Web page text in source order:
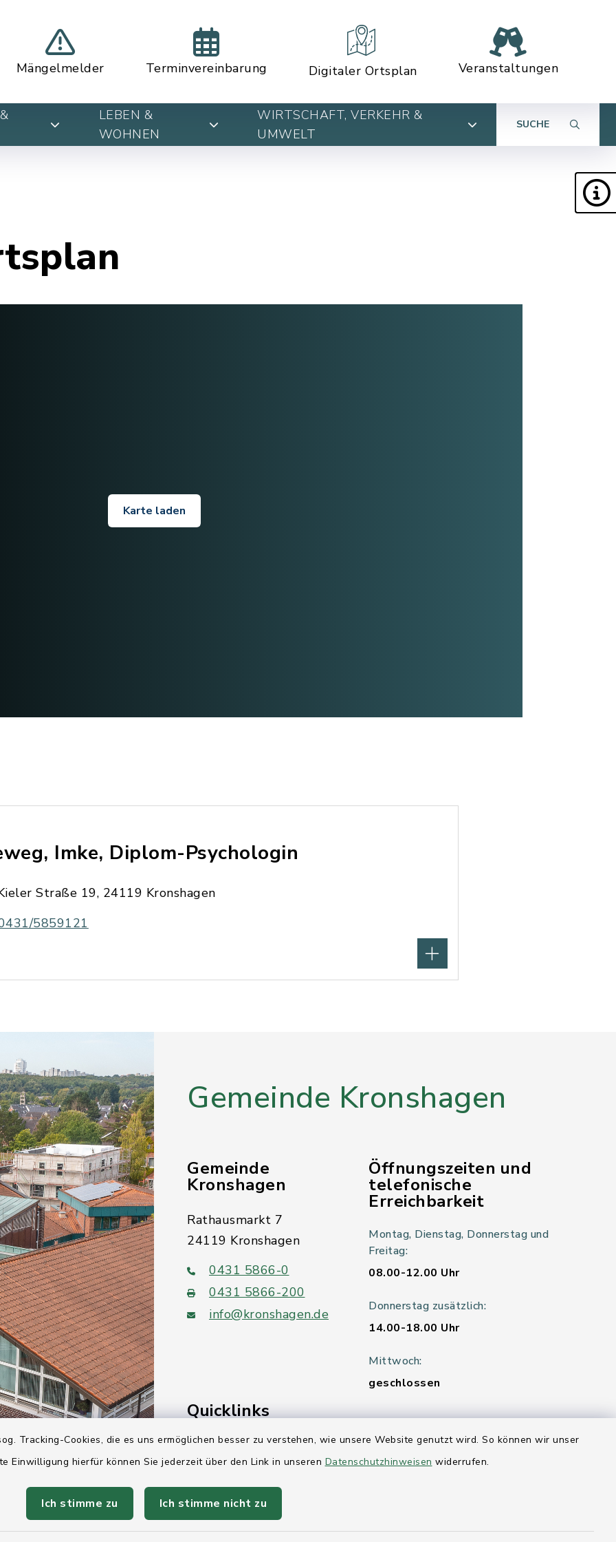
Tracking-Cookies, die es uns ermöglichen besser zu verstehen, wie unsere Website genutzt wird. So können wir unser
Einwilligung hierfür können Sie jederzeit über den Link in unseren Datenschutzhinweisen widerrufen.
Ich stimme zu Ich stimme nicht zu
Mängelmelder Terminvereinbarung Digitaler Ortsplan Veranstaltungen
LEBEN &
WOHNEN
WIRTSCHAFT, VERKEHR &
UMWELT
SUCHE
Karte laden
Imke, Diplom-Psychologin
Straße 19, 24119 Kronshagen
5859121
Gemeinde Kronshagen
Gemeinde
Kronshagen
Rathausmarkt 7
24119 Kronshagen
0431 5866-0
0431 5866-200
info@kronshagen.de
Öffnungszeiten und
telefonische
Erreichbarkeit
Montag, Dienstag, Donnerstag und
Freitag:
08.00-12.00 Uhr
Donnerstag zusätzlich:
14.00-18.00 Uhr
Mittwoch:
geschlossen
Quicklinks
Ihre Behördennummer 115
Holstein
Kreis Rendsburg-Eckernförde